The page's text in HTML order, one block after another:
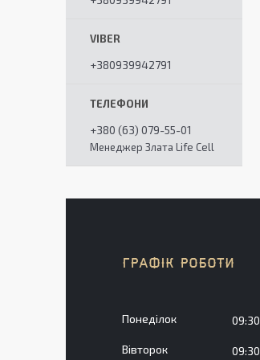
+380939942791
+380 (63) 079-55-01
Менеджер Злата Life Cell
ГРАФІК РОБОТИ
Понеділок 09:30
Вівторок 09:30